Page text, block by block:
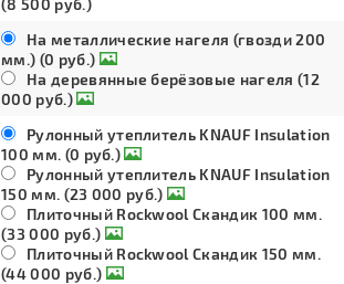
(8 500 руб.)
На металлические нагеля (гвозди 200
мм.) (0 руб.)
На деревянные берёзовые нагеля (12
000 руб.)
Рулонный утеплитель KNAUF Insulation
100 мм. (0 руб.)
Рулонный утеплитель KNAUF Insulation
150 мм. (23 000 руб.)
Плиточный Rockwool Скандик 100 мм.
(33 000 руб.)
Плиточный Rockwool Скандик 150 мм.
(44 000 руб.)